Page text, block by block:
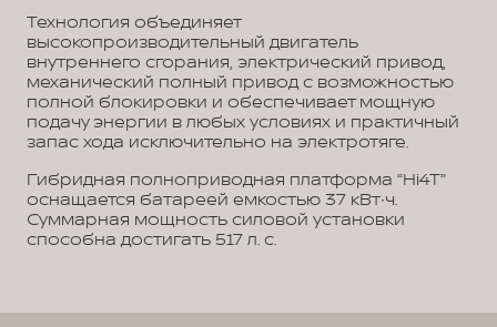
Технология объединяет
высокопроизводительный двигатель
внутреннего сгорания, электрический привод,
механический полный привод с возможностью
полной блокировки и обеспечивает мощную
подачу энергии в любых условиях и практичный
запас хода исключительно на электротяге.
Гибридная полноприводная платформа “Hi4T”
оснащается батареей емкостью 37 кВт∙ч.
Суммарная мощность силовой установки
способна достигать 517 л. с.